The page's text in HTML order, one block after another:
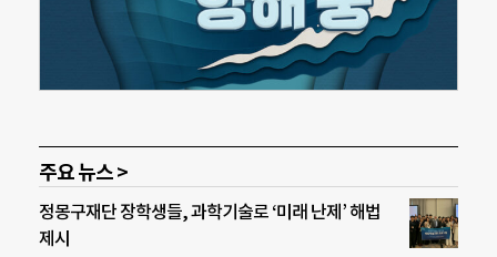
주요 뉴스 >
정몽구재단 장학생들, 과학기술로 ‘미래 난제’ 해법
제시